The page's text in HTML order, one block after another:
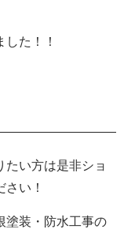
た！！
たい方は是非ショ
い！
塗装・防水工事の